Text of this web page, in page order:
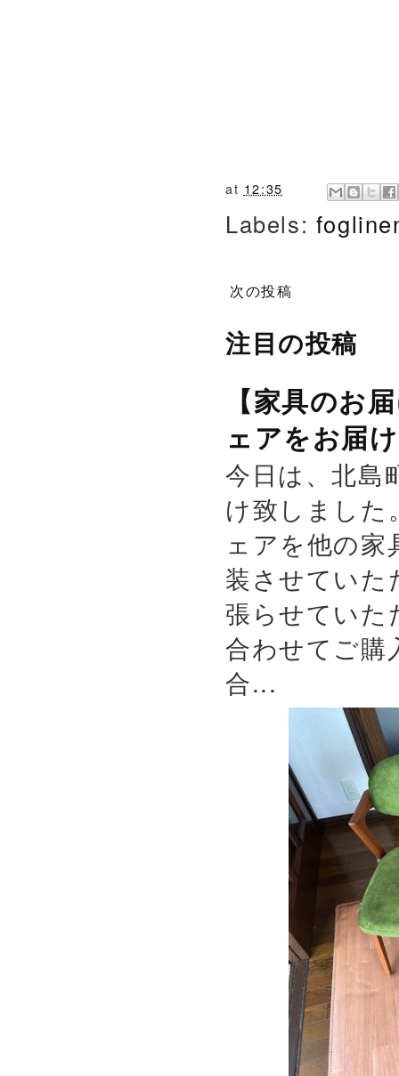
at 12:35
Labels:
次の投稿
注目の投稿
【家具のお
ェアをお届
今日は、北島
け致しまし
ェアを他の
装させていた
張らせていた
合わせてご購
合...